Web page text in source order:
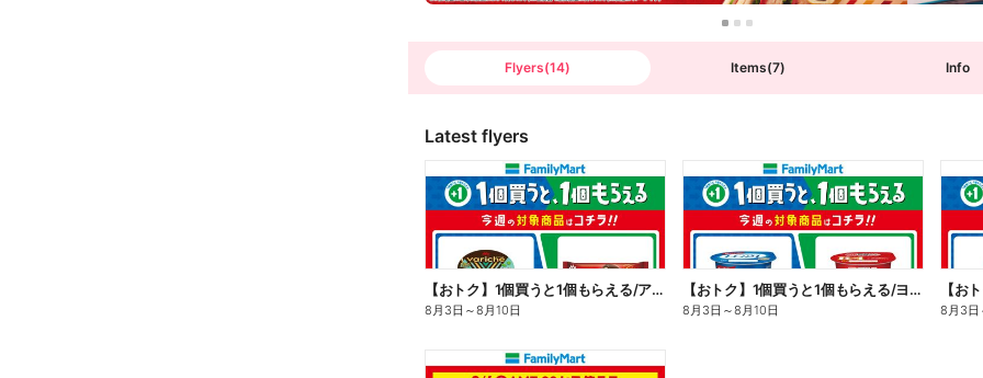
Flyers(14) Items(7) Info
Latest flyers
【おトク】1個買うと1個もらえる/アイス
8月3日 ～8月10日
【おトク】1個買うと1個もらえる/ヨーグルト
8月3日 ～8月10日
【お
8月3日